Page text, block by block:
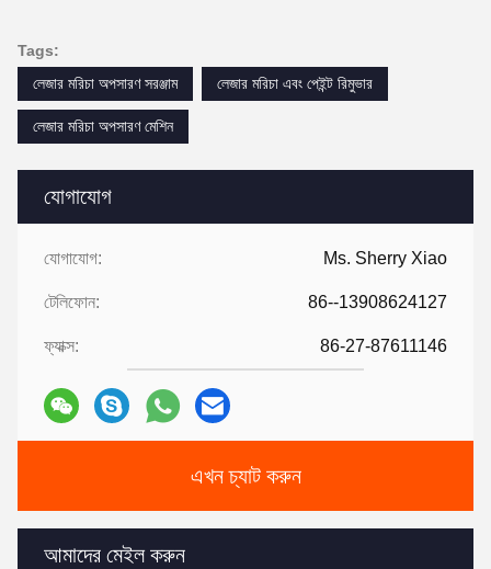
যোগাযোগ
যোগাযোগ: Ms. Sherry Xiao
টেলিফোন: 86--13908624127
ফ্যাক্স: 86-27-87611146
এখন চ্যাট করুন
আমাদের মেইল করুন
Tags:
লেজার মরিচা অপসারণ সরঞ্জাম
লেজার মরিচা এবং পেইন্ট রিমুভার
লেজার মরিচা অপসারণ মেশিন